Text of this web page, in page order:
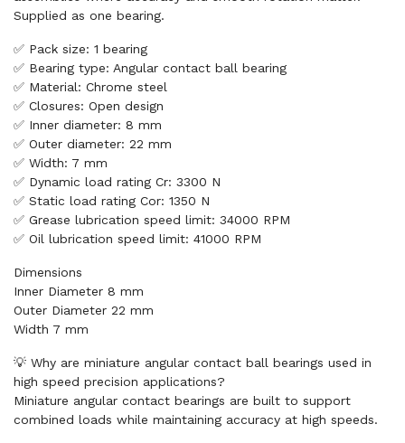
Supplied as one bearing.
✅ Pack size: 1 bearing
✅ Bearing type: Angular contact ball bearing
✅ Material: Chrome steel
✅ Closures: Open design
✅ Inner diameter: 8 mm
✅ Outer diameter: 22 mm
✅ Width: 7 mm
✅ Dynamic load rating Cr: 3300 N
✅ Static load rating Cor: 1350 N
✅ Grease lubrication speed limit: 34000 RPM
✅ Oil lubrication speed limit: 41000 RPM
Dimensions
Inner Diameter 8 mm
Outer Diameter 22 mm
Width 7 mm
💡 Why are miniature angular contact ball bearings used in
high speed precision applications?
Miniature angular contact bearings are built to support
combined loads while maintaining accuracy at high speeds.